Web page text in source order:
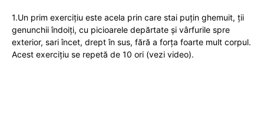
1.Un prim exercițiu este acela prin care stai puțin ghemuit, ții
genunchii îndoiți, cu picioarele depărtate și vârfurile spre
exterior, sari încet, drept în sus, fără a forța foarte mult corpul.
Acest exercițiu se repetă de 10 ori (vezi video).